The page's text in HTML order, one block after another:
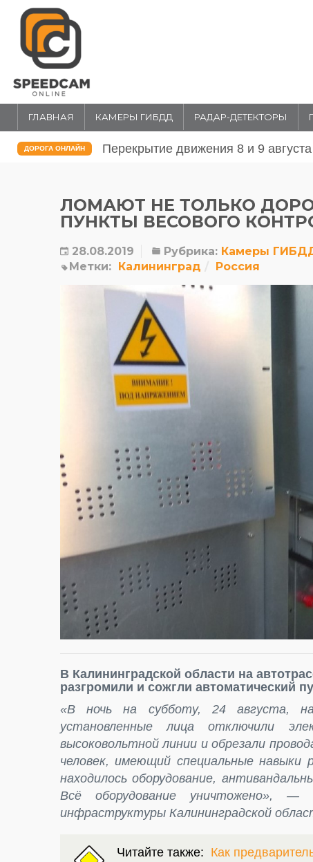
ГЛАВНАЯ КАМЕРЫ ГИБДД РАДАР-ДЕТЕКТОРЫ
ДОРОГА ОНЛАЙН Перекрытие движения 31 июля и 1
ЛОМАЮТ НЕ ТОЛЬКО
ПУНКТЫ ВЕСОВОГО
28.08.2019 Рубрика: Камеры
Метки: Калининград Россия
В Калининградской области на
разгромили и сожгли автоматический
«В ночь на субботу, 24 августа,
установленные лица отключили
высоковольтной линии и обрезали
человек, имеющий специальные
находилось оборудование,
Всё оборудование уничтожено», —
инфраструктуры Калининградской
Читайте также: Как